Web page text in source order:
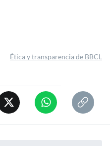
Ética y transparencia de BBCL